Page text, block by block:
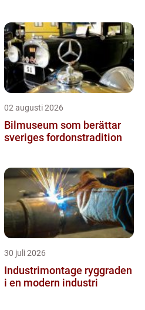
02 augusti 2026
Bilmuseum som berättar
sveriges fordonstradition
30 juli 2026
Industrimontage ryggraden
i en modern industri